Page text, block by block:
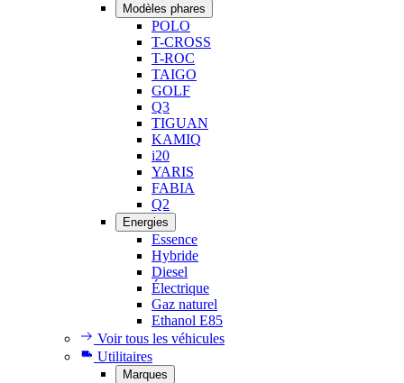
Modèles phares
POLO
T-CROSS
T-ROC
TAIGO
GOLF
Q3
TIGUAN
KAMIQ
i20
YARIS
FABIA
Q2
Energies
Essence
Hybride
Diesel
Électrique
Gaz naturel
Ethanol E85
Voir tous les véhicules
Utilitaires
Marques